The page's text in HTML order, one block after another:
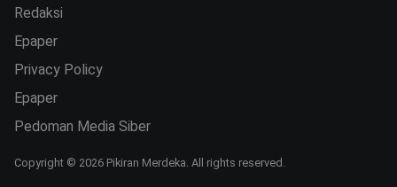
Redaksi
Epaper
Privacy Policy
Epaper
Pedoman Media Siber
Copyright © 2026 Pikiran Merdeka. All rights reserved.